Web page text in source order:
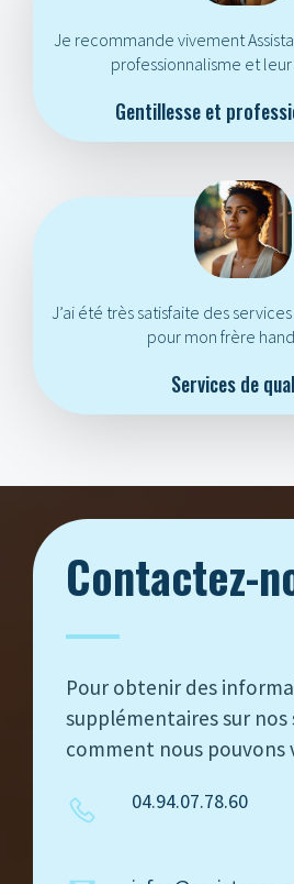
Je recommande vivement
professionnalisme et
Gentillesse et
J’ai été très satisfaite des services
pour mon frère
Services de
Contactez-
Pour obtenir des
supplémentaires sur nos
comment nous pouvons
04.94.07.78.60